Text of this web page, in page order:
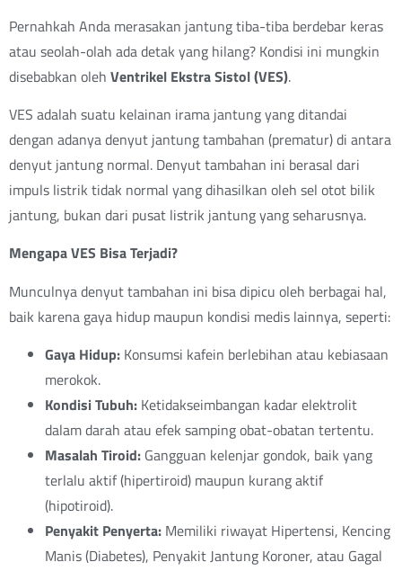
Pernahkah Anda merasakan jantung tiba-tiba berdebar keras
atau seolah-olah ada detak yang hilang? Kondisi ini mungkin
disebabkan oleh Ventrikel Ekstra Sistol (VES).
VES adalah suatu kelainan irama jantung yang ditandai
dengan adanya denyut jantung tambahan (prematur) di antara
denyut jantung normal. Denyut tambahan ini berasal dari
impuls listrik tidak normal yang dihasilkan oleh sel otot bilik
jantung, bukan dari pusat listrik jantung yang seharusnya.
Mengapa VES Bisa Terjadi?
Munculnya denyut tambahan ini bisa dipicu oleh berbagai hal,
baik karena gaya hidup maupun kondisi medis lainnya, seperti:
Gaya Hidup: Konsumsi kafein berlebihan atau kebiasaan
merokok.
Kondisi Tubuh: Ketidakseimbangan kadar elektrolit
dalam darah atau efek samping obat-obatan tertentu.
Masalah Tiroid: Gangguan kelenjar gondok, baik yang
terlalu aktif (hipertiroid) maupun kurang aktif
(hipotiroid).
Penyakit Penyerta: Memiliki riwayat Hipertensi, Kencing
Manis (Diabetes), Penyakit Jantung Koroner, atau Gagal